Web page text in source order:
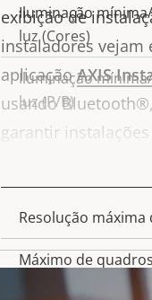
exibição de
instaladores vejam
aplicaçãoAXIS
usando
garantir
OBSERVAÇÃO
Iluminação
luz (Cores)
Iluminação
luz (P/B)
Descrição
da
propriedade
Resolução máxima
Máximo de